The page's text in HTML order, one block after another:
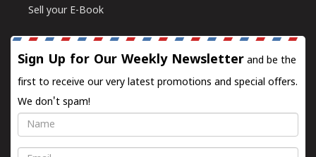
Sell your E-Book
Sign Up for Our Weekly Newsletter and be the
first to receive our very latest promotions and special offers.
We don't spam!
Name